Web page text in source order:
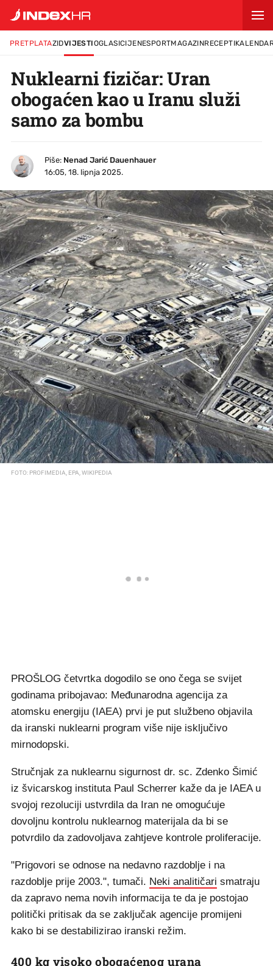
PRETPLATAZIDVIJESTIOGLASICIJENESPORTMAGAZINRECEPTI
Nuklearni fizičar: Uran
obogaćen kao u Iranu služi
samo za bombu
Piše: Nenad Jarić Dauenhauer
16:05, 18. lipnja 2025.
FOTO: PROFIMEDIA, EPA, WIKIPEDIA
PROŠLOG četvrtka dogodilo se ono čega se svijet
godinama pribojavao: Međunarodna agencija za
atomsku energiju (IAEA) prvi je put službeno objavila
da iranski nuklearni program više nije isključivo
mirnodopski.
Stručnjak za nuklearnu sigurnost dr. sc. Zdenko Šimić
iz švicarskog instituta Paul Scherrer kaže da je IAEA u
svojoj rezoluciji ustvrdila da Iran ne omogućuje
dovoljnu kontrolu nuklearnog materijala da bi se
potvrdilo da zadovoljava zahtjeve kontrole proliferacije.
"Prigovori se odnose na nedavno razdoblje i na
razdoblje prije 2003.", tumači. Neki analitičari smatraju
da zapravo nema novih informacija te da je postojao
politički pritisak da se zaključak agencije promijeni
kako bi se destabilizirao iranski režim.
400 kg visoko obogaćenog urana